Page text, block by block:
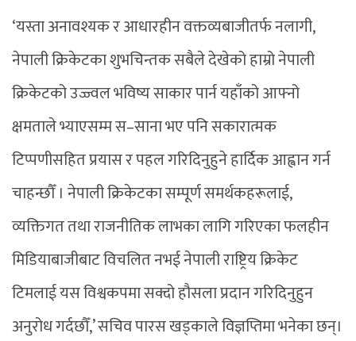
‘यस्ता अनावश्यक र आधारहीन वक्तव्यबाजीतर्फ नलागी,
नेपाली क्रिकेटका शुभचिन्तक सबैले देखेको हाम्रो नेपाली
क्रिकेटको उज्ज्वल भविष्य साकार पार्न यहाँको आफ्नो
क्षमताले भ्याएसम्म स–साना भए पनि सकारात्मक
टिप्पणीसहित प्रयास र पहल गरिदिनुहुने हार्दिक आह्वान गर्न
चाहन्छौँ । नेपाली क्रिकेटका सम्पूर्ण समर्थकहरूलाई,
व्यक्तिगत तथा राजनीतिक लाभका लागि गरिएका फलहीन
मिडियाबाजीबाट विचलित नभई नेपाली राष्ट्रिय क्रिकेट
टिमलाई यस विश्वकपमा सक्दो हौसला प्रदान गरिदिनुहुन
अनुरोध गर्दछौँ,’ सचिव पारस खड्काले विज्ञप्तिमा भनेका छन्।